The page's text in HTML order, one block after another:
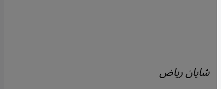
شايان رياض